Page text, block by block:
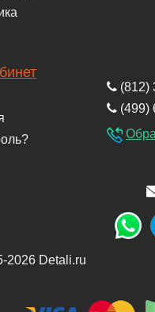
(812)
(499)
2026 Detali.ru